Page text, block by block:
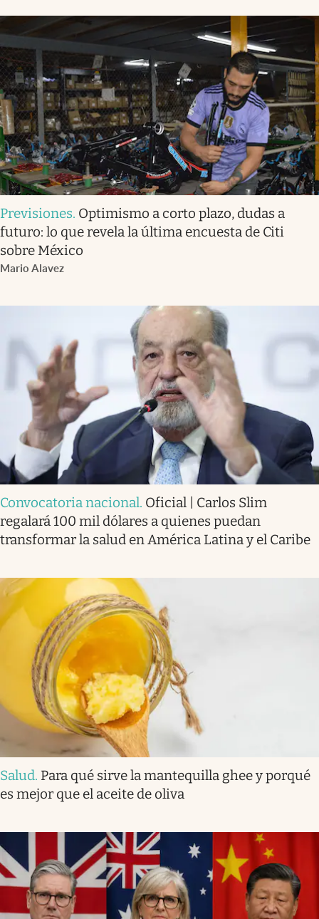
Previsiones. Optimismo a corto plazo, dudas a
futuro: lo que revela la última encuesta de Citi
sobre México
Mario Alavez
Convocatoria nacional. Oficial | Carlos Slim
regalará 100 mil dólares a quienes puedan
transformar la salud en América Latina y el Caribe
Salud. Para qué sirve la mantequilla ghee y porqué
es mejor que el aceite de oliva